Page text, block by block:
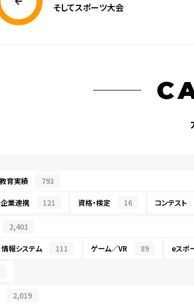
そしてスポーツ大会
教育実績 793
企業連携 121 資格・検定 16 コンテスト
2,401
情報システム 111 ゲーム／VR 89 eスポ
2,019